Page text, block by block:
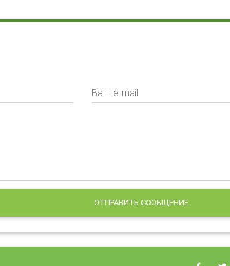
Ваш e-mail
ОТПРАВИТЬ СООБЩЕНИЕ